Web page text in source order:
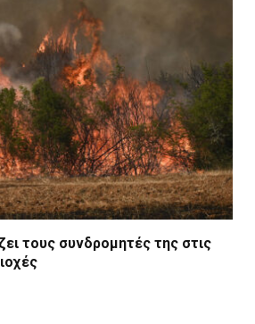
τους συνδρομητές της στις